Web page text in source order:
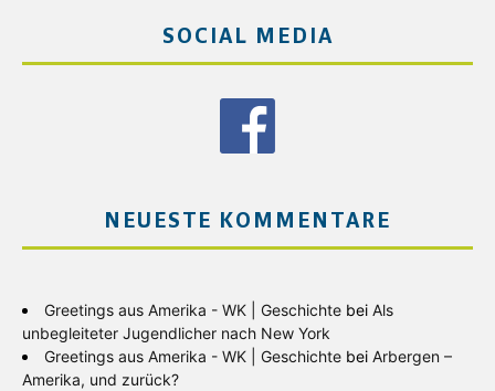
SOCIAL MEDIA
NEUESTE KOMMENTARE
Greetings aus Amerika - WK | Geschichte bei Als
unbegleiteter Jugendlicher nach New York
Greetings aus Amerika - WK | Geschichte bei Arbergen –
Amerika, und zurück?